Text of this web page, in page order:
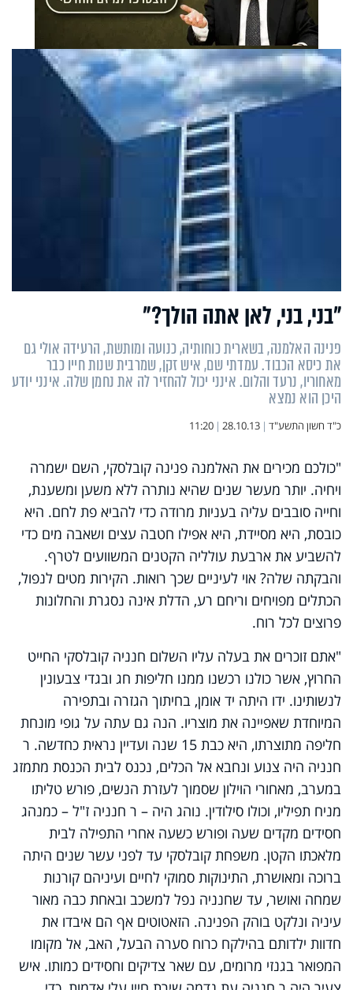
"בני, בני, לאן אתה הולך?"
פנינה האלמנה, בשארית כוחותיה, כנועה ומותשת, הרעידה אולי גם
את כיסא הכבוד. עמדתי שם, איש זקן, שמרבית שנות חייו כבר
מאחוריו, נרעד והלום. אינני יכול להחזיר לה את נחמן שלה. אינני יודע
היכן הוא נמצא
כ"ד חשון התשע"ד |
28.10.13
|
11:20
"כולכם מכירים את האלמנה פנינה קובלסקי, השם ישמרה
ויחיה. יותר מעשר שנים שהיא נותרה ללא משען ומשענת,
וחייה סובבים עליה בעניות מרודה כדי להביא פת לחם. היא
כובסת, היא מסיידת, היא אפילו חטבה עצים ושאבה מים כדי
להשביע את ארבעת עולליה הקטנים המשוועים לטרף.
והבקתה שלה? אוי לעיניים שכך רואות. הקירות מטים לנפול,
הכתלים מפויחים וריחם רע, הדלת אינה נסגרת והחלונות
פרוצים לכל רוח.
"אתם זוכרים את בעלה עליו השלום חנניה קובלסקי החייט
החרוץ, אשר כולנו רכשנו ממנו חליפות חג ובגדי צבעונין
לנשותינו. ידו היתה יד אומן, בחיתוך הגזרה ובתפירה
המיוחדת שאפיינה את מוצריו. הנה גם עתה על גופי מונחת
חליפה מתוצרתו, היא כבת 15 שנה ועדיין נראית כחדשה. ר
חנניה היה צנוע ונחבא אל הכלים, נכנס לבית הכנסת מתמזג
במערב, מאחורי הוילון שסמוך לעזרת הנשים, פורש טליתו
מניח תפיליו, וכולו סילודין. נוהג היה – ר חנניה ז"ל – כמנהג
חסידים מקדים שעה ופורש כשעה אחרי התפילה לבית
מלאכתו הקטן. משפחת קובלסקי עד לפני עשר שנים היתה
ברוכה ומאושרת, התינוקות סמוקי לחיים ועיניהם קורנות
שמחה ואושר, עד שחנניה נפל למשכב ובאחת כבה מאור
עיניה ונלקט בוהק הפנינה. הזאטוטים אף הם איבדו את
חדוות ילדותם בהילקח כרוח סערה הבעל, האב, אל מקומו
המפואר בגנזי מרומים, עם שאר צדיקים וחסידים כמותו. איש